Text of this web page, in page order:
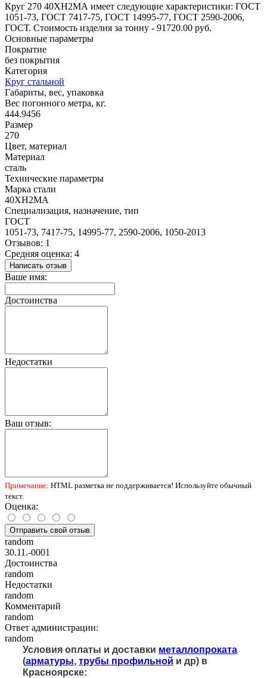
Круг 270 40ХН2МА имеет следующие характеристики: ГОСТ
1051-73, ГОСТ 7417-75, ГОСТ 14995-77, ГОСТ 2590-2006,
ГОСТ. Стоимость изделия за тонну - 91720.00 руб.
Основные параметры
Покрытие
без покрытия
Категория
Круг стальной
Габариты, вес, упаковка
Вес погонного метра, кг.
444.9456
Размер
270
Цвет, материал
Материал
сталь
Технические параметры
Марка стали
40ХН2МА
Специализация, назначение, тип
ГОСТ
1051-73, 7417-75, 14995-77, 2590-2006, 1050-2013
Отзывов: 1
Средняя оценка: 4
Написать отзыв
Ваше имя:
Достоинства
Недостатки
Ваш отзыв:
Примечание: HTML разметка не поддерживается! Используйте обычный
текст.
Оценка:
Отправить свой отзыв
random
30.11.-0001
Достоинства
random
Недостатки
random
Комментарий
random
Ответ администрации:
random
Условия оплаты и доставки металлопроката
(арматуры, трубы профильной и др) в
Красноярске: